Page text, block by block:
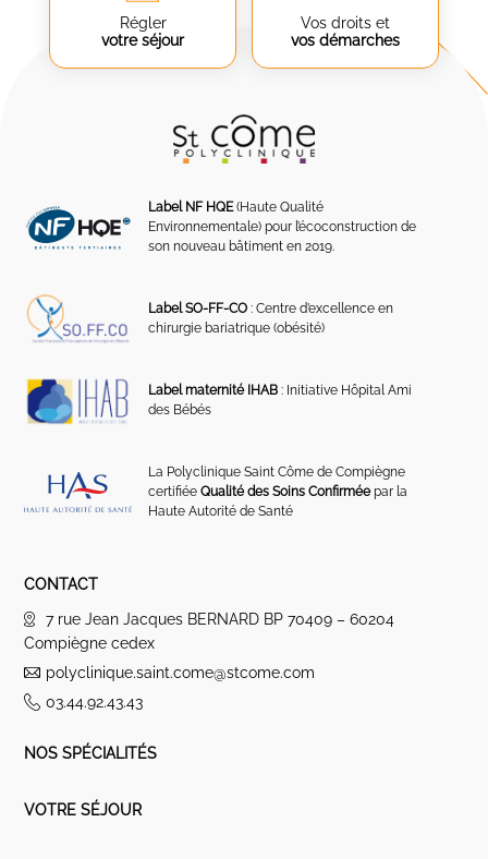
Régler
votre séjour
Vos droits et
vos démarches
Label NF HQE(Haute Qualité
Environnementale) pour l’écoconstruction de
son nouveau bâtiment en 2019.
Label SO-FF-CO : Centre d’excellence en
chirurgie bariatrique (obésité)
Label maternité IHAB : Initiative Hôpital Ami
des Bébés
La Polyclinique Saint Côme de Compiègne
certifiéeQualité des Soins Confirméepar la
Haute Autorité de Santé
CONTACT
7 rue Jean Jacques BERNARD BP 70409 – 60204
Compiègne cedex
polyclinique.saint.come@stcome.com
03.44.92.43.43
NOS SPÉCIALITÉS
VOTRE SÉJOUR